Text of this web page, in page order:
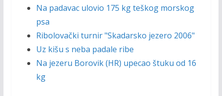
Na padavac ulovio 175 kg teškog morskog
psa
Ribolovački turnir "Skadarsko jezero 2006"
Uz kišu s neba padale ribe
Na jezeru Borovik (HR) upecao štuku od 16
kg